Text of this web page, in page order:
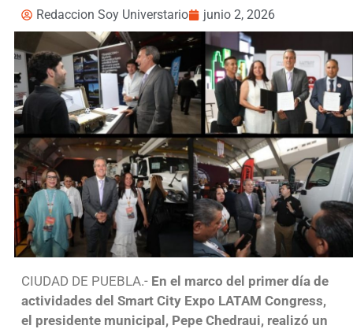
Redaccion Soy Universtario junio 2, 2026
CIUDAD DE PUEBLA.- En el marco del primer día de
actividades del Smart City Expo LATAM Congress,
el presidente municipal, Pepe Chedraui, realizó un